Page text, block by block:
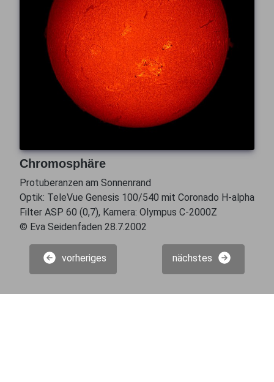
Chromosphäre
Protuberanzen am Sonnenrand
Optik: TeleVue Genesis 100/540 mit Coronado H-alpha
Filter ASP 60 (0,7), Kamera: Olympus C-2000Z
© Eva Seidenfaden 28.7.2002
vorheriges nächstes